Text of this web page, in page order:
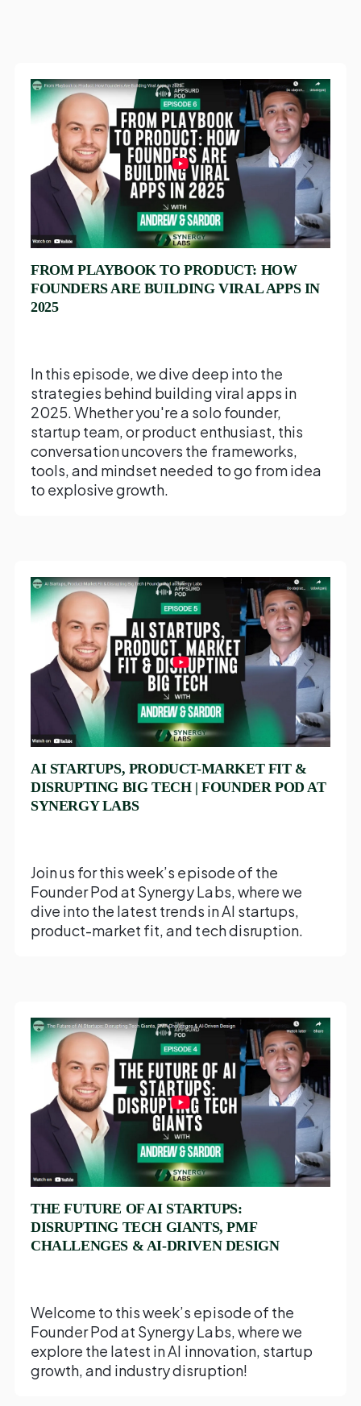
FROM PLAYBOOK TO PRODUCT: HOW
FOUNDERS ARE BUILDING VIRAL APPS IN
2025
In this episode, we dive deep into the
strategies behind building viral apps in
2025. Whether you're a solo founder,
startup team, or product enthusiast, this
conversation uncovers the frameworks,
tools, and mindset needed to go from idea
to explosive growth.
AI STARTUPS, PRODUCT-MARKET FIT &
DISRUPTING BIG TECH | FOUNDER POD AT
SYNERGY LABS
Join us for this week’s episode of the
Founder Pod at Synergy Labs, where we
dive into the latest trends in AI startups,
product-market fit, and tech disruption.
THE FUTURE OF AI STARTUPS:
DISRUPTING TECH GIANTS, PMF
CHALLENGES & AI-DRIVEN DESIGN
Welcome to this week’s episode of the
Founder Pod at Synergy Labs, where we
explore the latest in AI innovation, startup
growth, and industry disruption!